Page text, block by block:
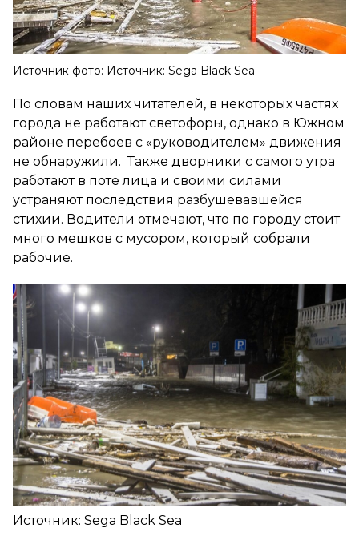
Источник фото: Источник: Sega Black Sea
По словам наших читателей, в некоторых частях
города не работают светофоры, однако в Южном
районе перебоев с «руководителем» движения
не обнаружили. Также дворники с самого утра
работают в поте лица и своими силами
устраняют последствия разбушевавшейся
стихии. Водители отмечают, что по городу стоит
много мешков с мусором, который собрали
рабочие.
Источник: Sega Black Sea